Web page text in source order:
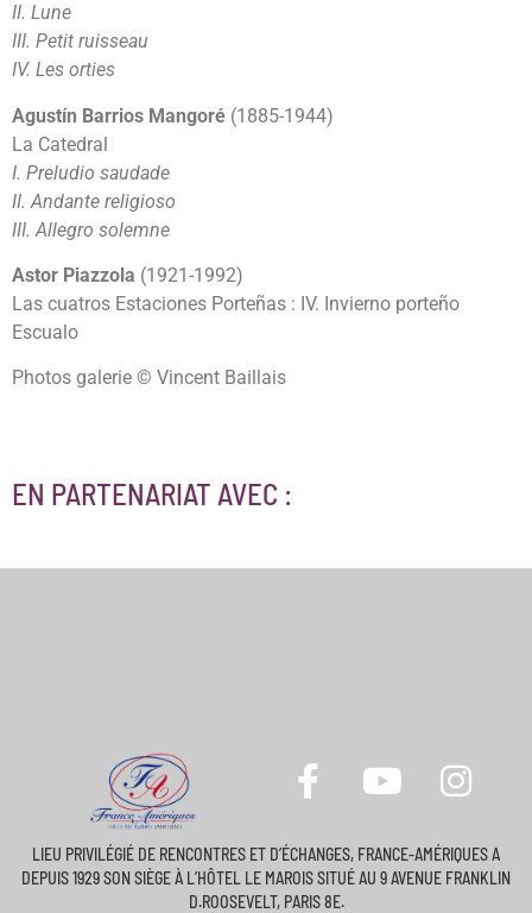
II. Lune
III. Petit ruisseau
IV. Les orties
Agustín Barrios Mangoré (1885-1944)
La Catedral
I. Preludio saudade
II. Andante religioso
III. Allegro solemne
Astor Piazzola (1921-1992)
Las cuatros Estaciones Porteñas : IV. Invierno porteño
Escualo
Photos galerie © Vincent Baillais
EN PARTENARIAT AVEC :
LIEU PRIVILÉGIÉ DE RENCONTRES ET D’ÉCHANGES, FRANCE-AMÉRIQUES A
DEPUIS 1929 SON SIÈGE À L’HÔTEL LE MAROIS SITUÉ AU 9 AVENUE FRANKLIN
D.ROOSEVELT, PARIS 8E.